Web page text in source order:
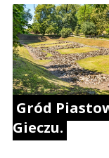
Gród
Gieczu.